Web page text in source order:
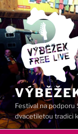
Přejít
k
obsahu
webu
Festival na podporu
dvacetiletou tradici